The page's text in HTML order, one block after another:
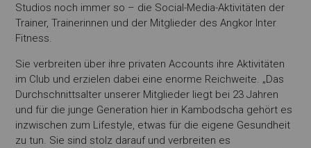
Studios noch immer so – die Social-Media-Aktivitäten der
Trainer, Trainerinnen und der Mitglieder des Angkor Inter
Fitness.
Sie verbreiten über ihre privaten Accounts ihre Aktivitäten
im Club und erzielen dabei eine enorme Reichweite. „Das
Durchschnittsalter unserer Mitglieder liegt bei 23 Jahren
und für die junge Generation hier in Kambodscha gehört es
inzwischen zum Lifestyle, etwas für die eigene Gesundheit
zu tun. Sie sind stolz darauf und verbreiten es